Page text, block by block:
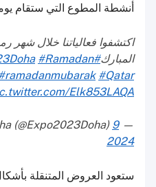
أنشطة المطوع التي ستقام
اكتشفوا فعالياتنا خلال شهر
المبارك#Expo2023Doha
#Ramadan
#Qatar
Elk853LAQA
— Expo2023Doha (@Expo2023Doha)
2024
ستعود العروض المتنقلة